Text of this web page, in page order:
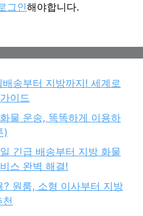
그인해야합니다.
송부터 지방까지! 세계로
이드
물 운송, 똑똑하게 이용하
)
긴급 배송부터 지방 화물
스 완벽 해결!
? 원룸, 소형 이사부터 지방